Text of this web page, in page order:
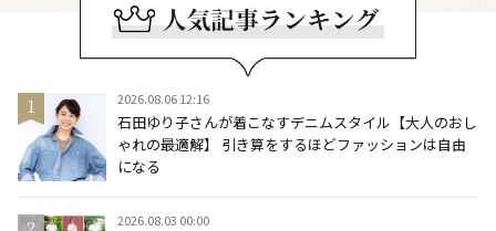
2026.08.06 12:16
石田ゆり子さんが着こなすデニムスタイル【大人のおし
ゃれの最適解】 引き算をするほどファッションは自由
になる
2026.08.03 00:00